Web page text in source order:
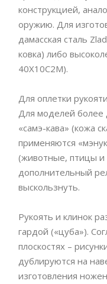
конструкцией,
оружию. Для
дамасская сталь
ковка) либо
40Х10С2М).
Для оплетки
Для моделей более
«самэ-кава» (кожа
применяются
(животные, птицы
дополнительный
выскользнуть.
Рукоять и клинок
гардой («цуба»).
плоскостях –
дублируются на
изготовления